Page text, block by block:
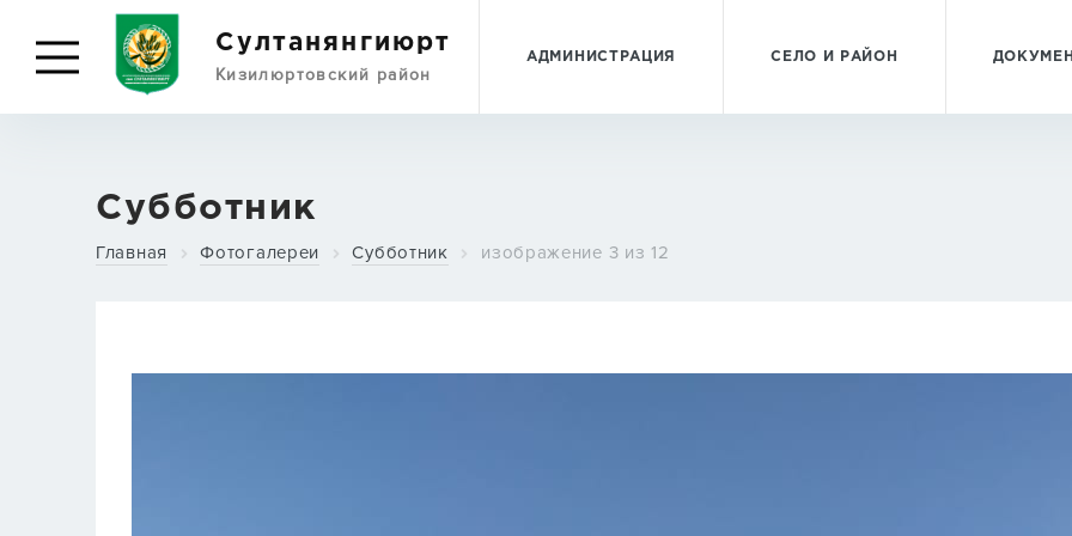
Султанянгиюрт
Кизилюртовский район
АДМИНИСТРАЦИЯ СЕЛО И РАЙОН
Субботник
Главная Фотогалереи Субботник изображение 3 из 12